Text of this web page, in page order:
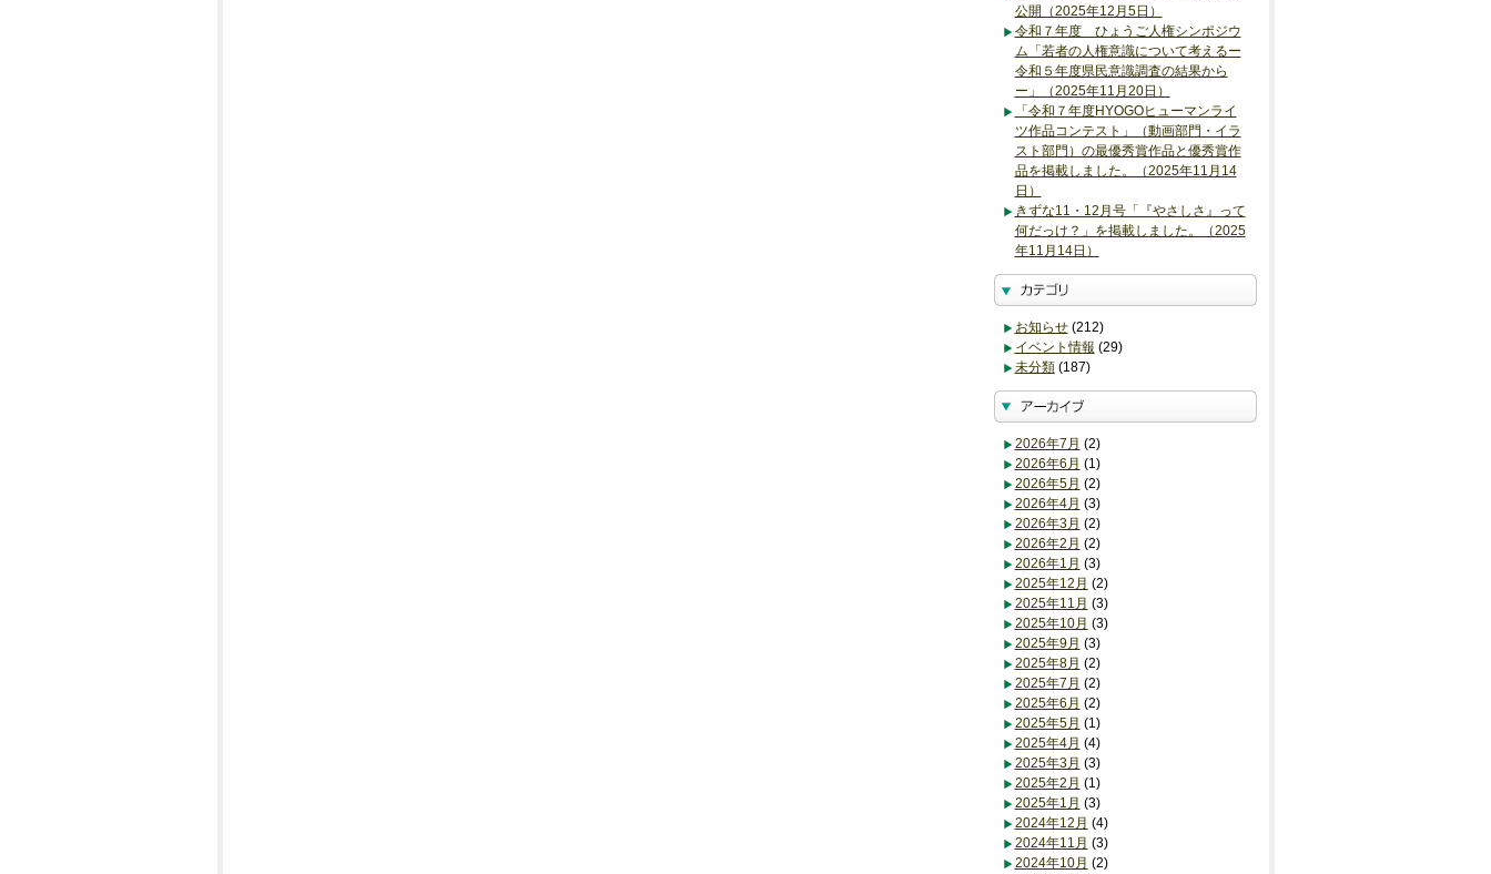
公開（2025年12月5日）
令和７年度 ひょうご人権シンポジウ
ム「若者の人権意識について考えるー
令和５年度県民意識調査の結果から
ー」（2025年11月20日）
「令和７年度HYOGOヒューマンライ
ツ作品コンテスト」（動画部門・イラ
スト部門）の最優秀賞作品と優秀賞作
品を掲載しました。（2025年11月14
日）
きずな11・12月号「『やさしさ』って
何だっけ？」を掲載しました。（2025
年11月14日）
お知らせ(212)
イベント情報 (29)
未分類(187)
2026年7月 (2)
2026年6月 (1)
2026年5月 (2)
2026年4月 (3)
2026年3月 (2)
2026年2月 (2)
2026年1月 (3)
2025年12月 (2)
2025年11月 (3)
2025年10月 (3)
2025年9月 (3)
2025年8月 (2)
2025年7月 (2)
2025年6月 (2)
2025年5月 (1)
2025年4月 (4)
2025年3月 (3)
2025年2月 (1)
2025年1月 (3)
2024年12月 (4)
2024年11月 (3)
2024年10月 (2)